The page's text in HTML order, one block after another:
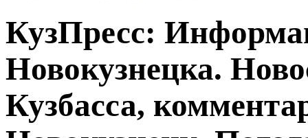
КузПресс:
Новокузнецка.
Кузбасса,